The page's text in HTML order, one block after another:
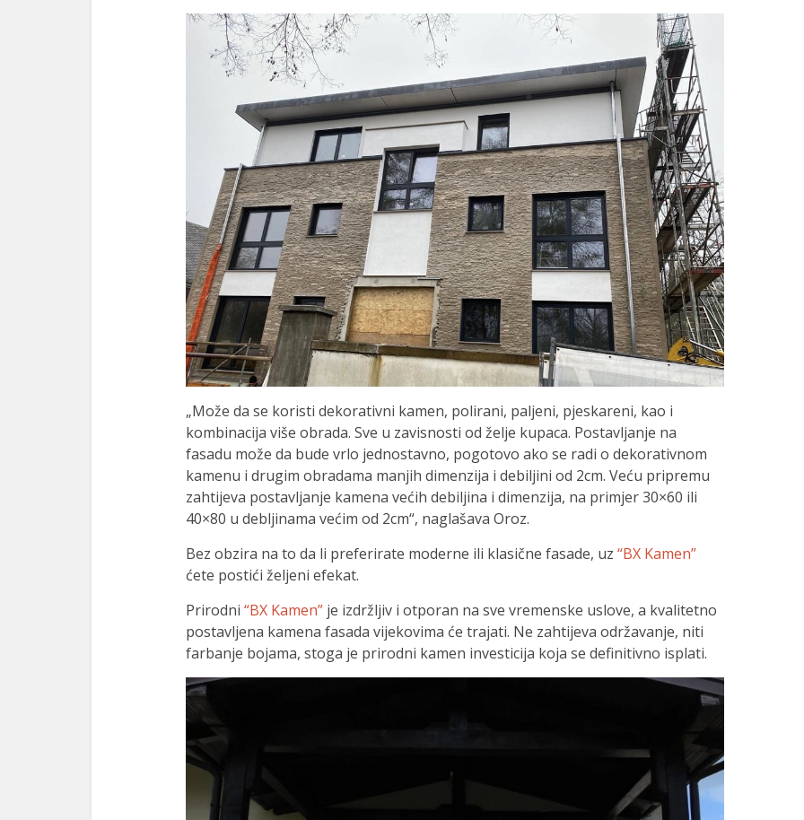
„Može da se koristi dekorativni kamen, polirani, paljeni, pjeskareni, kao i
kombinacija više obrada. Sve u zavisnosti od želje kupaca. Postavljanje na
fasadu može da bude vrlo jednostavno, pogotovo ako se radi o dekorativnom
kamenu i drugim obradama manjih dimenzija i debiljini od 2cm. Veću pripremu
zahtijeva postavljanje kamena većih debiljina i dimenzija, na primjer 30×60 ili
40×80 u debljinama većim od 2cm“, naglašava Oroz.
Bez obzira na to da li preferirate moderne ili klasične fasade, uz “BX Kamen”
ćete postići željeni efekat.
Prirodni “BX Kamen” je izdržljiv i otporan na sve vremenske uslove, a kvalitetno
postavljena kamena fasada vijekovima će trajati. Ne zahtijeva održavanje, niti
farbanje bojama, stoga je prirodni kamen investicija koja se definitivno isplati.